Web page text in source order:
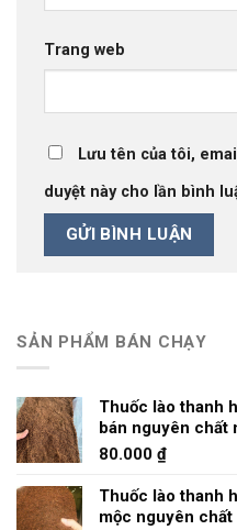
Trang web
Lưu tên của tôi,
duyệt này cho lần bình
SẢN PHẨM BÁN CHẠY
Thuốc lào thanh
bán nguyên chất
80.000 ₫
Thuốc lào thanh
mộc nguyên